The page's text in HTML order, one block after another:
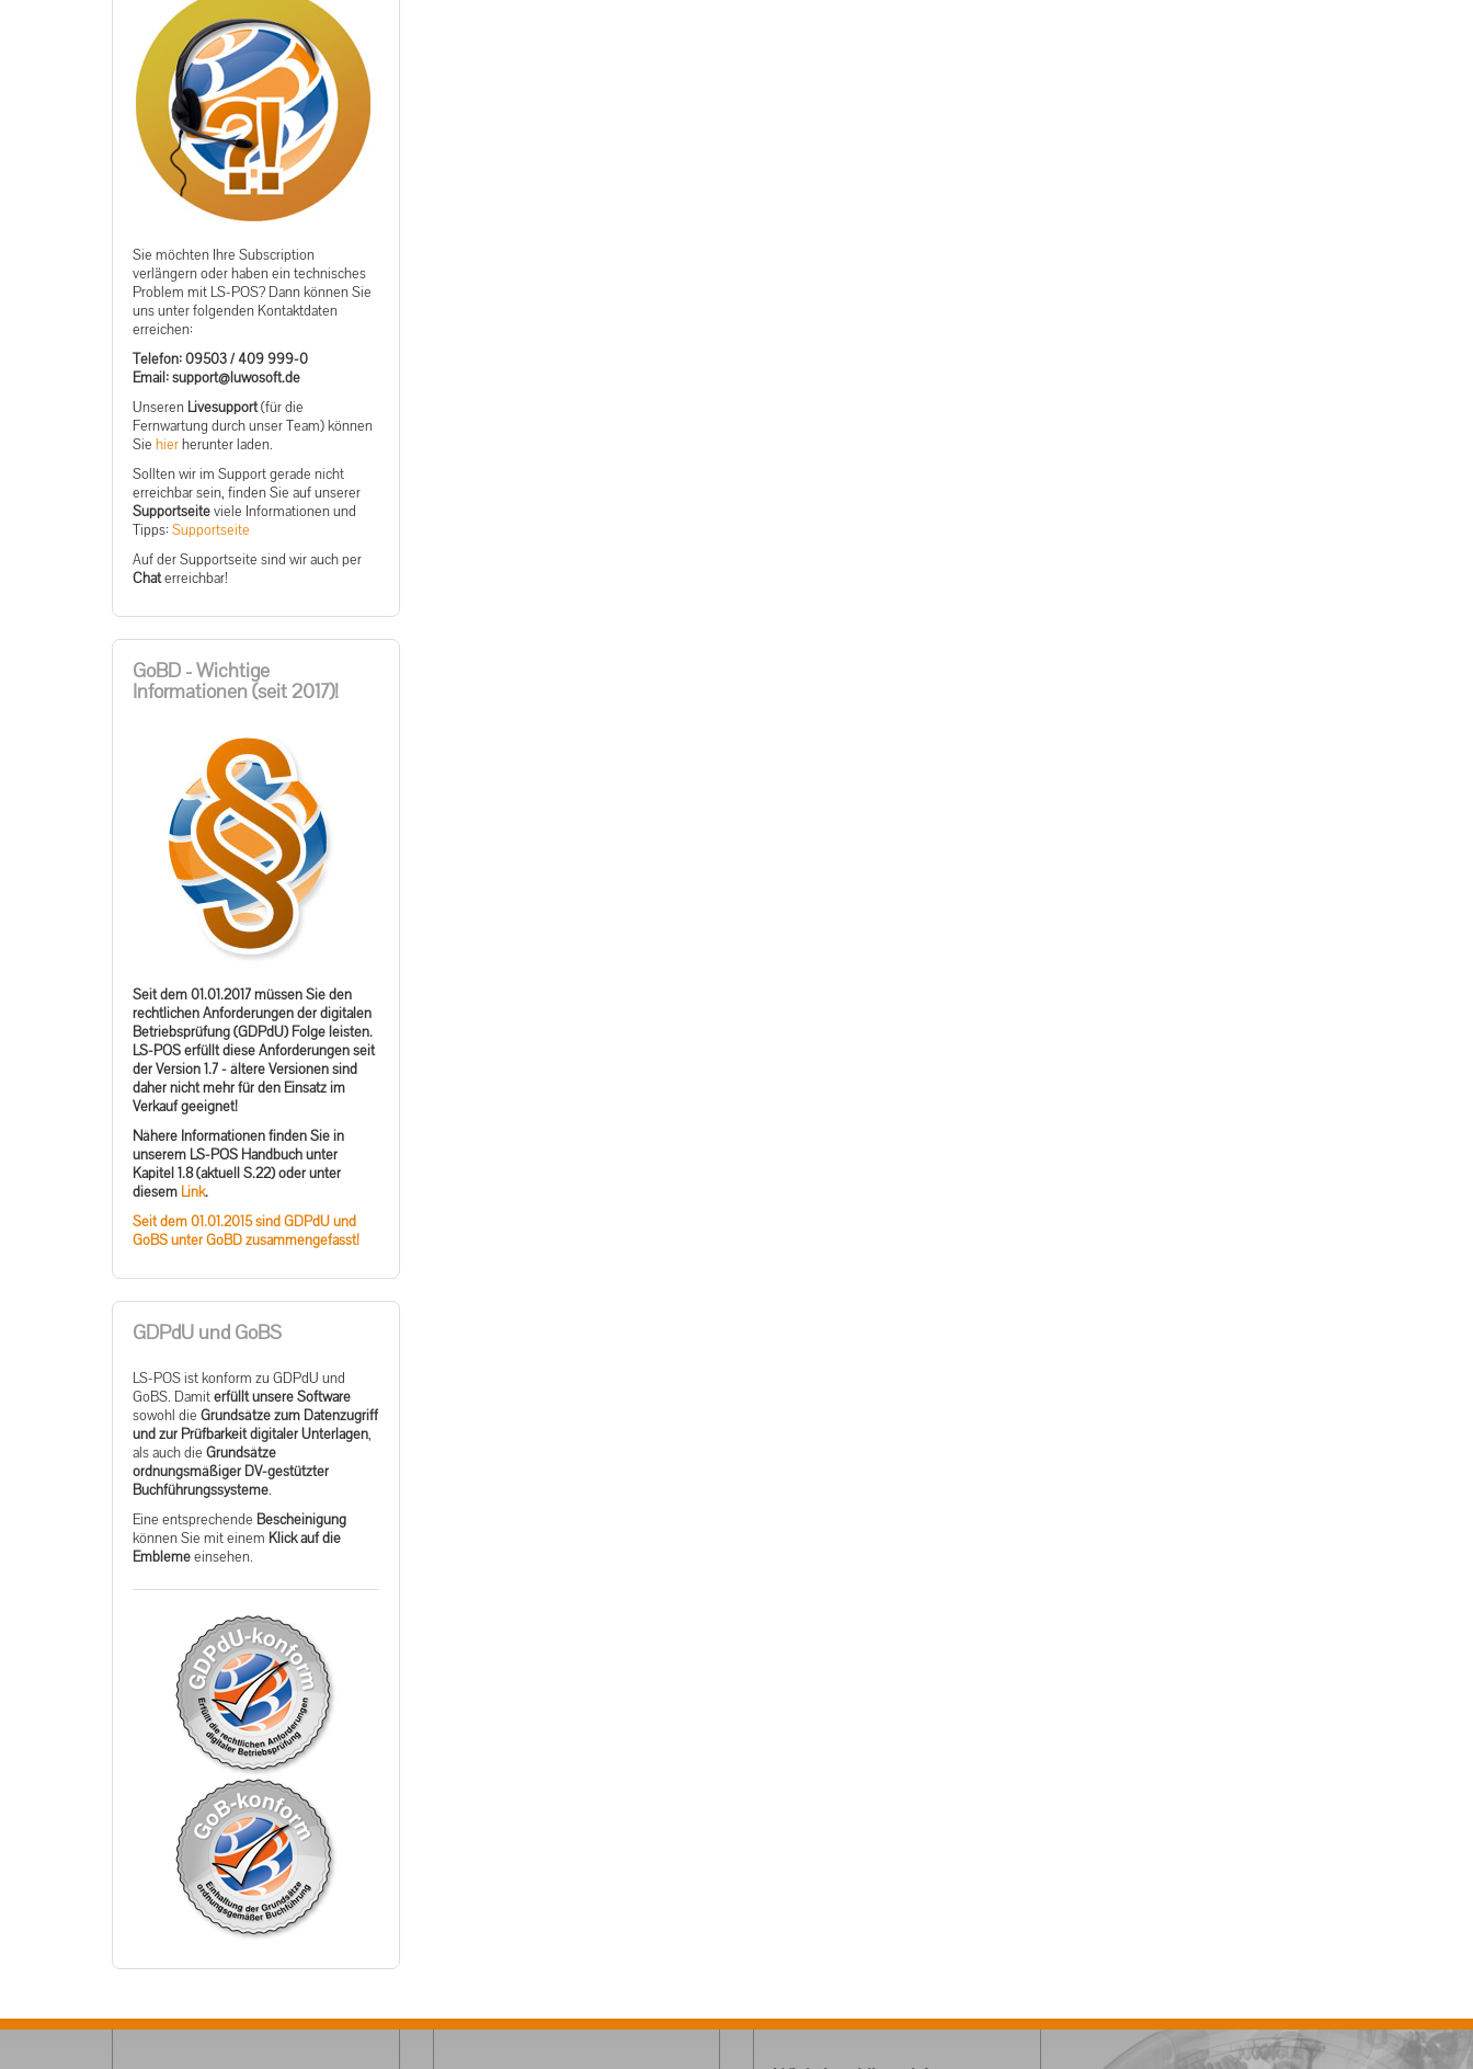
Sie möchten Ihre Subscription
verlängern oder haben ein technisches
Problem mit LS-POS? Dann können Sie
uns unter folgenden Kontaktdaten
erreichen:
Telefon: 09503 / 409 999-0
ed.tfosowul@troppus :liamE
Unseren Livesupport(für die
Fernwartung durch unser Team) können
Sie hier herunter laden.
Sollten wir im Support gerade nicht
erreichbar sein, finden Sie auf unserer
Supportseiteviele Informationen und
Tipps: Supportseite
Auf der Supportseite sind wir auch per
Chaterreichbar!
GoBD - Wichtige
Informationen (seit 2017)!
Seit dem 01.01.2017 müssen Sie den
rechtlichen Anforderungen der digitalen
Betriebsprüfung (GDPdU) Folge leisten.
LS-POS erfüllt diese Anforderungen seit
der Version 1.7 - ältere Versionen sind
daher nicht mehr für den Einsatz im
Verkauf geeignet!
Nähere Informationen finden Sie in
unserem LS-POS Handbuch unter
Kapitel 1.8 (aktuell S.22) oder unter
diesem Link.
Seit dem 01.01.2015 sind GDPdU und
GoBS unter GoBD zusammengefasst!
GDPdU und GoBS
LS-POS ist konform zu GDPdU und
GoBS. Damiterfüllt unsere Software
sowohl die Grundsätze zum Datenzugriff
und zur Prüfbarkeit digitaler Unterlagen,
als auch die Grundsätze
ordnungsmäßiger DV-gestützter
Buchführungssysteme.
Eine entsprechende Bescheinigung
können Sie mit einem Klick auf die
Emblemeeinsehen.